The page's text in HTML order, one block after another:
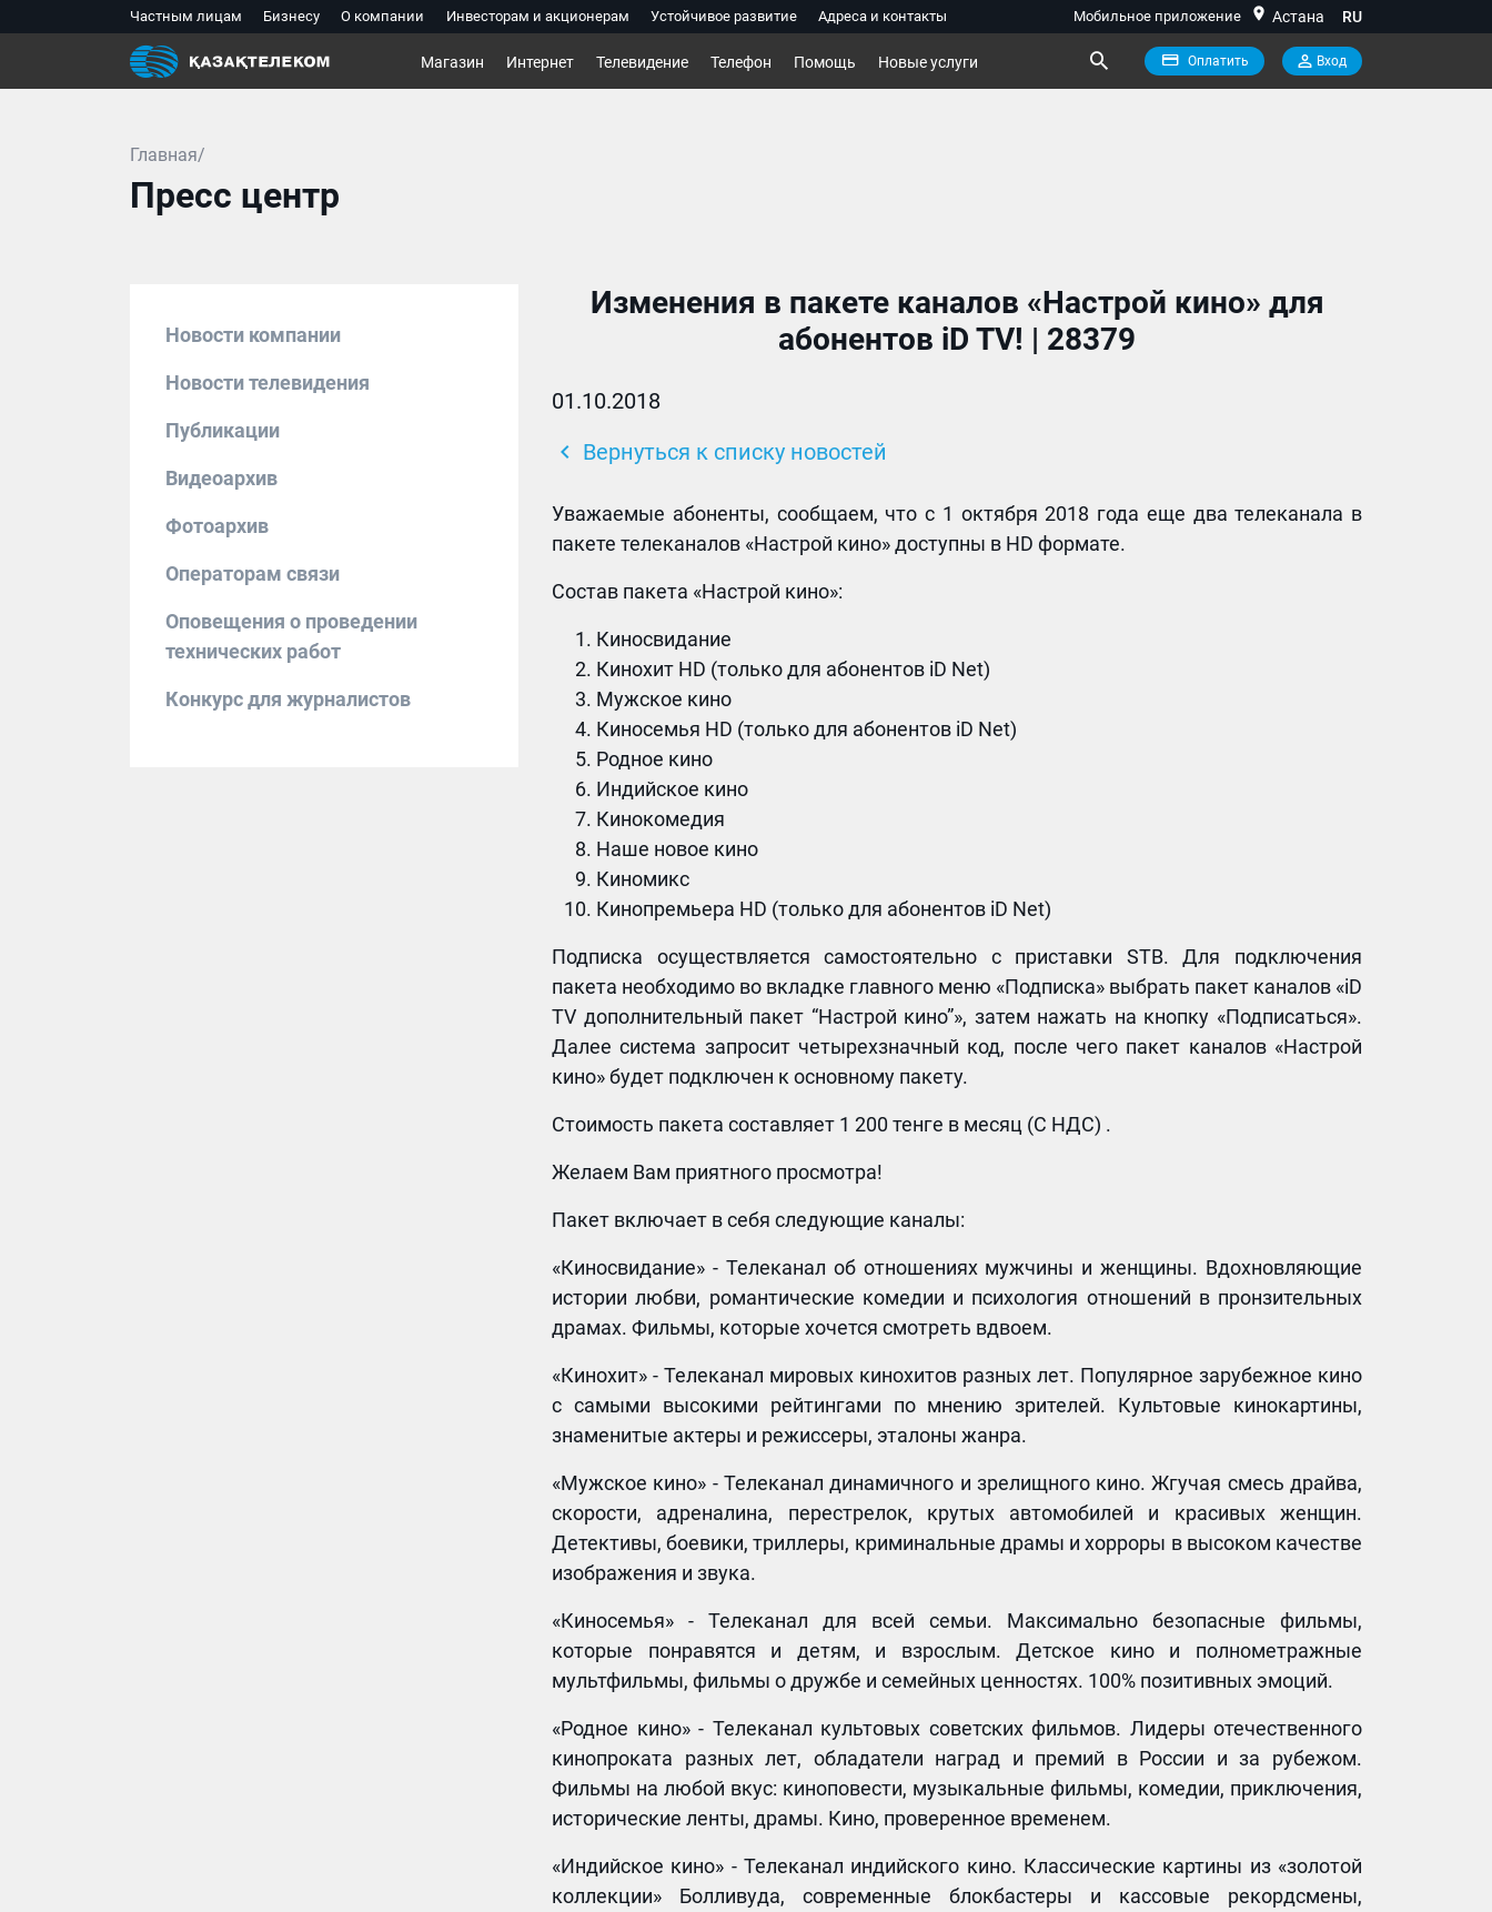
Частным лицам Бизнесу О компании Инвесторам и акционерам Устойчивое развитие Адреса и контакты Мобильное приложение location_on Астана RU
Магазин Интернет Телевидение Телефон Помощь Новые услуги Оплатить Вход
Главная/
Пресс центр
Новости компании
Новости телевидения
Публикации
Видеоархив
Фотоархив
Операторам связи
Оповещения о проведении
технических работ
Конкурс для журналистов
Изменения в пакете каналов «Настрой кино» для
абонентов iD TV! | 28379
01.10.2018
chevron_left Вернуться к списку новостей
Уважаемые абоненты, сообщаем, что с 1 октября 2018 года еще два телеканала в
пакете телеканалов «Настрой кино» доступны в HD формате.
Состав пакета «Настрой кино»:
Киносвидание
Кинохит HD (только для абонентов iD Net)
Мужское кино
Киносемья HD (только для абонентов iD Net)
Родное кино
Индийское кино
Кинокомедия
Наше новое кино
Киномикс
Кинопремьера HD (только для абонентов iD Net)
Подписка осуществляется самостоятельно с приставки STB. Для подключения
пакета необходимо во вкладке главного меню «Подписка» выбрать пакет каналов «iD
TV дополнительный пакет “Настрой кино”», затем нажать на кнопку «Подписаться».
Далее система запросит четырехзначный код, после чего пакет каналов «Настрой
кино» будет подключен к основному пакету.
Стоимость пакета составляет 1 200 тенге в месяц (С НДС) .
Желаем Вам приятного просмотра!
Пакет включает в себя следующие каналы:
«Киносвидание» - Телеканал об отношениях мужчины и женщины. Вдохновляющие
истории любви, романтические комедии и психология отношений в пронзительных
драмах. Фильмы, которые хочется смотреть вдвоем.
«Кинохит» - Телеканал мировых кинохитов разных лет. Популярное зарубежное кино
с самыми высокими рейтингами по мнению зрителей. Культовые кинокартины,
знаменитые актеры и режиссеры, эталоны жанра.
«Мужское кино» - Телеканал динамичного и зрелищного кино. Жгучая смесь драйва,
скорости, адреналина, перестрелок, крутых автомобилей и красивых женщин.
Детективы, боевики, триллеры, криминальные драмы и хорроры в высоком качестве
изображения и звука.
«Киносемья» - Телеканал для всей семьи. Максимально безопасные фильмы,
которые понравятся и детям, и взрослым. Детское кино и полнометражные
мультфильмы, фильмы о дружбе и семейных ценностях. 100% позитивных эмоций.
«Родное кино» - Телеканал культовых советских фильмов. Лидеры отечественного
кинопроката разных лет, обладатели наград и премий в России и за рубежом.
Фильмы на любой вкус: киноповести, музыкальные фильмы, комедии, приключения,
исторические ленты, драмы. Кино, проверенное временем.
«Индийское кино» - Телеканал индийского кино. Классические картины из «золотой
коллекции» Болливуда, современные блокбастеры и кассовые рекордсмены,